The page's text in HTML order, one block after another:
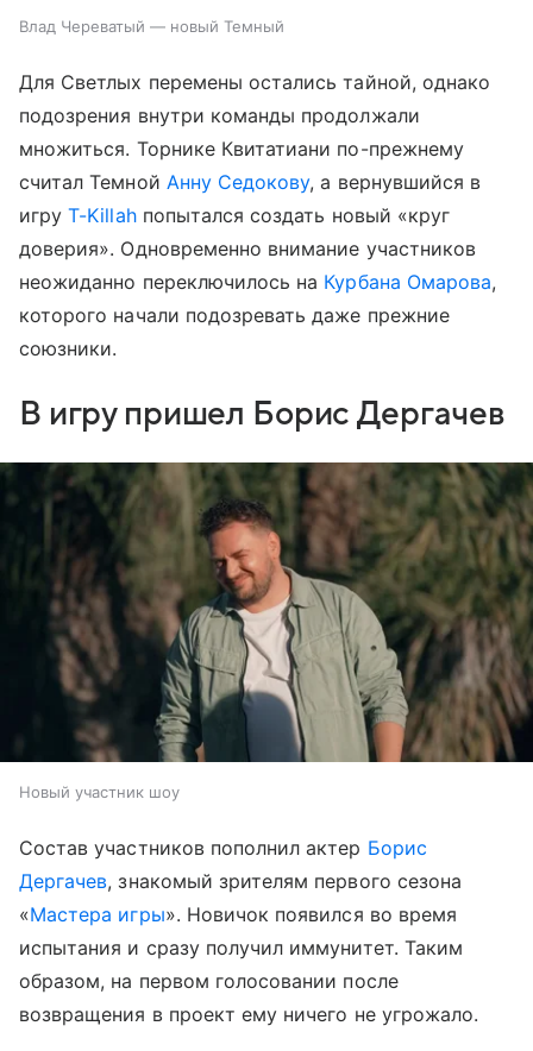
Влад Череватый — новый Темный
Для Светлых перемены остались тайной, однако
подозрения внутри команды продолжали
множиться. Торнике Квитатиани по-прежнему
считал Темной Анну Седокову, а вернувшийся в
игруT-Killahпопытался создать новый «круг
доверия». Одновременно внимание участников
неожиданно переключилось на Курбана Омарова,
которого начали подозревать даже прежние
союзники.
В игру пришел Борис Дергачев
Новый участник шоу
Состав участников пополнил актер Борис
Дергачев, знакомый зрителям первого сезона
«Мастера игры». Новичок появился во время
испытания и сразу получил иммунитет. Таким
образом, на первом голосовании после
возвращения в проект ему ничего не угрожало.